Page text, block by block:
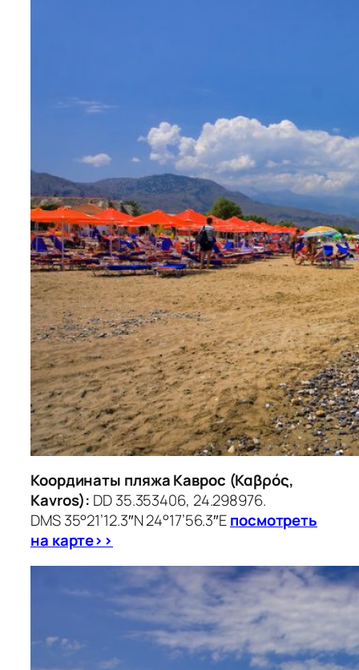
Координаты пляжа Каврос (Καβρός,
Kavros): DD 35.353406, 24.298976.
DMS 35°21’12.3″N 24°17’56.3″Eпосмотреть
на карте>>